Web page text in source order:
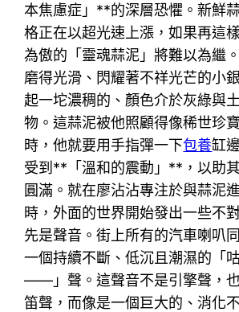
本焦慮症」**的深層恐懼。新鮮
格正在以超光速上漲，如果再這
為傲的「靈魂蒜泥」將難以為繼
磨得光滑、閃耀著不祥光芒的小
起一坨濃稠的、顏色介於灰綠與
物。這蒜泥被他照顧得像稀世珍
時，他就要用手指彈一下包養缸
受到**「溫和的震動」**，以助
圓滿。就在廖沾沾專注於與蒜泥
時，外面的世界開始發出一些不
先是聲音。街上所有的汽車喇叭
一個持續不斷、低沉且潮濕的
——」聲。這聲音不是引擎聲，
笛聲，而像是一個巨大的、消化